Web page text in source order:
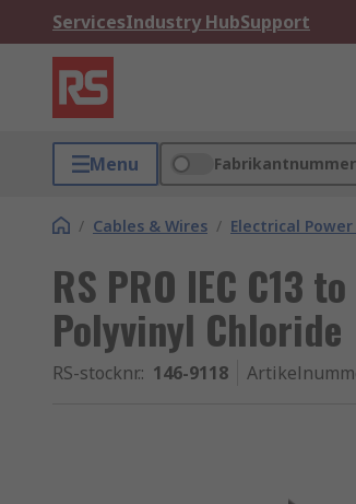
ServicesIndustry HubSupport
Menu Fabrikantnummer
/ Cables & Wires / Electrical
RS PRO IEC C13
Polyvinyl Chloride
RS-stocknr.: 146-9118